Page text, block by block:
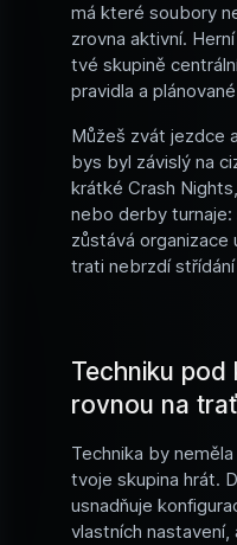
má které soubory
zrovna aktivní.
tvé skupině
pravidla a
Můžeš zvát jezdce
bys byl závislý na
krátké Crash
nebo derby
zůstává
trati nebrzdí
Techniku pod
rovnou na trať
Technika by
tvoje skupina hrát.
usnadňuje
vlastních nastavení,